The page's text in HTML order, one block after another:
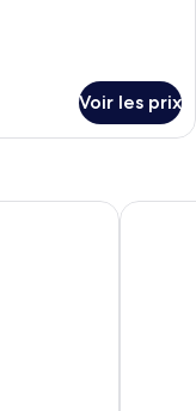
Voir les prix
APA